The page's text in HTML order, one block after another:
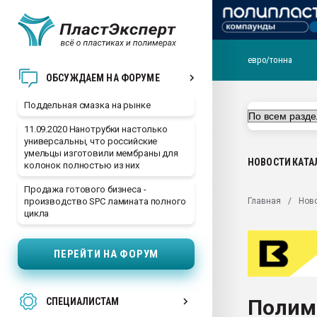
ОБСУЖДАЕМ НА ФОРУМЕ
Поддельная смазка на рынке
11.09.2020 Нанотрубки настолько
универсальны, что российские
умельцы изготовили мембраны для
колонок полностью из них
Продажа готового бизнеса -
производство SPC ламината полного
цикла
ПЕРЕЙТИ НА ФОРУМ
СПЕЦИАЛИСТАМ
ближайшее
Подмосковье, Москва
первый план в
28.07.2026
Всё, что касается
Материал поверхности
Продам отходы
евро/тонна
НОВОСТИ
Главная